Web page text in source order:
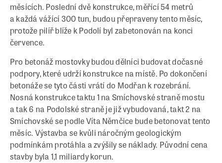
měsících. Poslední dvě konstrukce, měřící 54 metrů
a každá vážící 300 tun, budou přepraveny tento měsíc,
protože pilíř blíže k Podolí byl zabetonován na konci
července.
Pro betonáž mostovky budou dělníci budovat dočasné
podpory, které udrží konstrukce na místě. Po dokončení
betonáže se tyto části vrátí do Modřan k rozebrání.
Nosná konstrukce taktu 1 na Smíchovské straně mostu
a tak 6 na Podolské straně je již vybudovaná, takt 2 na
Smíchovské se podle Víta Němčice bude betonovat tento
měsíc. Výstavba se kvůli náročným geologickým
podmínkám protáhla a zvýšily se náklady. Původní cena
stavby byla 1,1 miliardy korun.